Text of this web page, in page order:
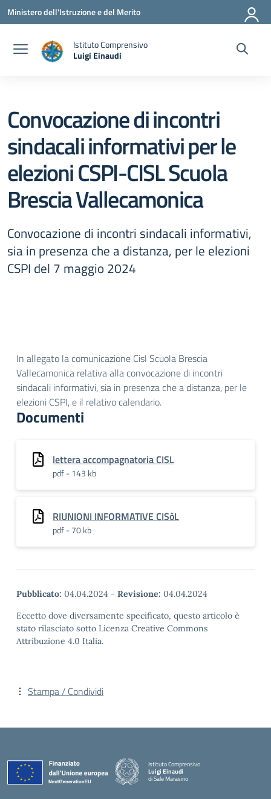
Vai ai contenuti
Vai al menu di navigazione
Vai al footer
Ministero dell'Istruzione e del Merito
Istituto Comprensivo
Luigi Einaudi
— Visita la pagina iniziale della scuola
Convocazione di incontri
sindacali informativi per le
elezioni CSPI-CISL Scuola
Brescia Vallecamonica
Convocazione di incontri sindacali informativi,
sia in presenza che a distanza, per le elezioni
CSPI del 7 maggio 2024
In allegato la comunicazione Cisl Scuola Brescia
Vallecamonica relativa alla convocazione di incontri
sindacali informativi, sia in presenza che a distanza, per le
elezioni CSPI, e il relativo calendario.
Documenti
lettera accompagnatoria CISL
pdf - 143 kb
RIUNIONI INFORMATIVE CISòL
pdf - 70 kb
Pubblicato: 04.04.2024 - Revisione: 04.04.2024
Eccetto dove diversamente specificato, questo articolo è
stato rilasciato sotto Licenza Creative Commons
Attribuzione 4.0 Italia.
Stampa / Condividi
Istituto Comprensivo
Luigi Einaudi
di Sale Marasino